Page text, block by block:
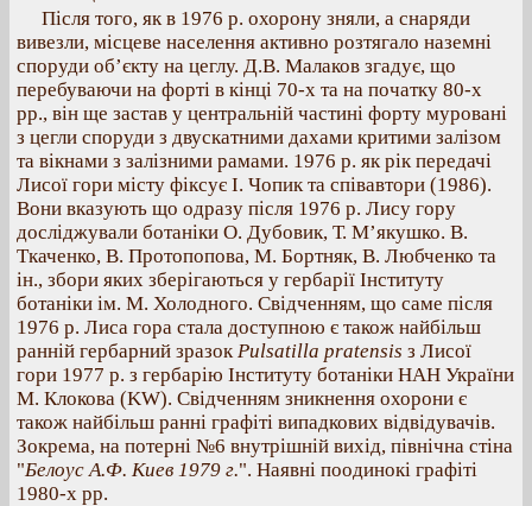
Після того, як в 1976 р. охорону зняли, а снаряди
вивезли, місцеве населення активно розтягало наземні
споруди об’єкту на цеглу. Д.В. Малаков згадує, що
перебуваючи на форті в кінці 70-х та на початку 80-х
рр., він ще застав у центральній частині форту муровані
з цегли споруди з двускатними дахами критими залізом
та вікнами з залізними рамами. 1976 р. як рік передачі
Лисої гори місту фіксує І. Чопик та співавтори (1986).
Вони вказують що одразу після 1976 р. Лису гору
досліджували ботаніки О. Дубовик, Т. М’якушко. В.
Ткаченко, В. Протопопова, М. Бортняк, В. Любченко та
ін., збори яких зберігаються у гербарії Інституту
ботаніки ім. М. Холодного. Свідченням, що саме після
1976 р. Лиса гора стала доступною є також найбільш
ранній гербарний зразокPulsatilla pratensis з Лисої
гори 1977 р. з гербарію Інституту ботаніки НАН України
М. Клокова (KW). Свідченням зникнення охорони є
також найбільш ранні графіті випадкових відвідувачів.
Зокрема, на потерні №6 внутрішній вихід, північна стіна
"Белоус А.Ф. Киев 1979 г.". Наявні поодинокі графіті
1980-х рр.